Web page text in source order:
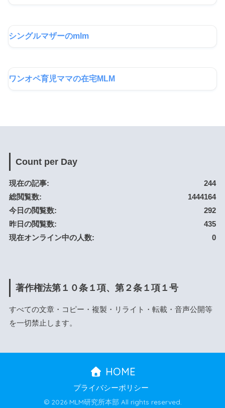
シングルマザーのmlm
ワンオペ育児ママの在宅MLM
Count per Day
244
現在の記事:
1444164
総閲覧数:
292
今日の閲覧数:
435
昨日の閲覧数:
0
現在オンライン中の人数:
著作権法第１０条１項、第２条１項１号
すべての文章・コピー・複製・リライト・転載・音声公開等
を一切禁止します。
HOME
プライバシーポリシー
© 2026 MLM研究所本部 All rights reserved.